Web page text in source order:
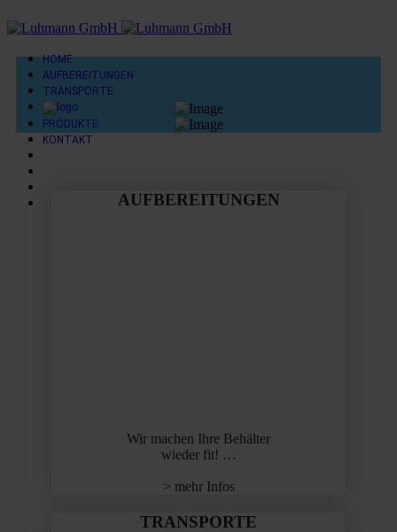
HOME
AUFBEREITUNGEN
TRANSPORTE
PRODUKTE
KONTAKT
AUFBEREITUNGEN
Wir machen Ihre Behälter
wieder fit! …
> mehr Infos
TRANSPORTE